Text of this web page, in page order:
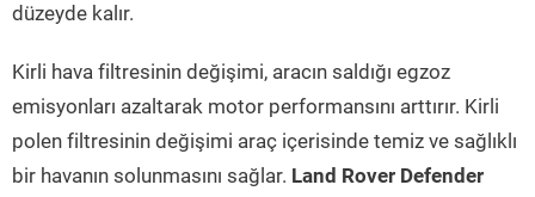
düzeyde kalır.
Kirli hava filtresinin değişimi, aracın saldığı egzoz
emisyonları azaltarak motor performansını arttırır. Kirli
polen filtresinin değişimi araç içerisinde temiz ve sağlıklı
bir havanın solunmasını sağlar. Land Rover Defender